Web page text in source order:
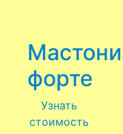
форте
Узнать
стоимость